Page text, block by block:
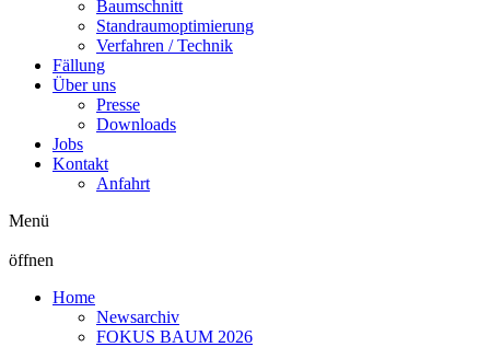
Baumschnitt
Standraumoptimierung
Verfahren / Technik
Fällung
Über uns
Presse
Downloads
Jobs
Kontakt
Anfahrt
Menü
öffnen
Home
Newsarchiv
FOKUS BAUM 2026